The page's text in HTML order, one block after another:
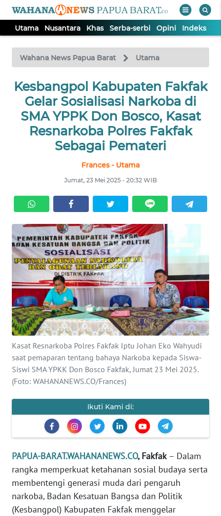
Utama Nusantara Khas Serba-serbi Opini Indeks
Wahana News Papua Barat Utama
Kesbangpol Kabupaten Fakfak
Gelar Sosialisasi Narkoba di
SMA YPPK Don Bosco, Kasat
Resnarkoba Polres Fakfak
Sebagai Pemateri
Frances - Utama
Jumat, 23 Mei 2025 - 20:32 WIB
Kasat Resnarkoba Polres Fakfak Iptu Johan Eko Wahyudi
saat pemaparan tentang bahaya Narkoba kepada Siswa-
Siswi SMA YPKK Don Bosco Fakfak, Jumat 23 Mei 2025.
(Foto: WAHANANEWS.CO/Frances)
Ikuti Kami di:
PAPUA-BARAT.WAHANANEWS.CO, Fakfak– Dalam
rangka memperkuat ketahanan sosial budaya serta
membentengi generasi muda dari pengaruh
narkoba, Badan Kesatuan Bangsa dan Politik
(Kesbangpol) Kabupaten Fakfak menggelar
TV
Tutup
UTAMA
NUSANTARA
OPINI
Informasi
INDEKS
BERITA
KONTAK
KAMI
INFO
IKLAN
TENTANG
KAMI
PEDOMAN
KARIR
DISCLAIMER